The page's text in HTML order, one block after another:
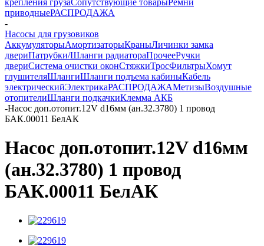
крепления грузаСопутствующие товарыРемни
приводныеРАСПРОДАЖА
-
Насосы для грузовиков
АккумуляторыАмортизаторыКраныЛичинки замка
двериПатрубки/Шланги радиатораПрочееРучки
двериСистема очистки оконСтяжкиТросФильтрыХомут
глушителяШлангиШланги подъема кабиныКабель
электрическийЭлектрикаРАСПРОДАЖАМетизыВоздушные
отопителиШланги подкачкиКлемма АКБ
-Насос доп.отопит.12V d16мм (ан.32.3780) 1 провод
БАК.00011 БелАК
Насос доп.отопит.12V d16мм
(ан.32.3780) 1 провод
БАК.00011 БелАК